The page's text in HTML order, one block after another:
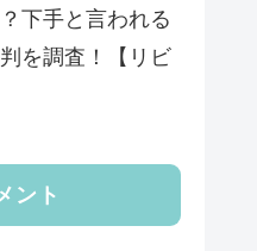
下手と言われる
を調査！【リビ
ント